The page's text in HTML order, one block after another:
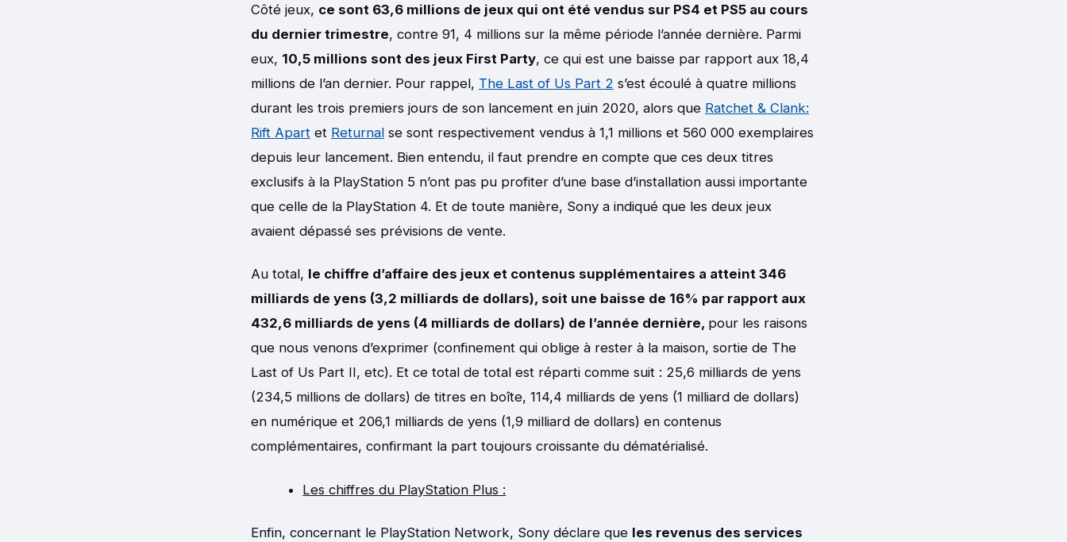
Côté jeux, ce sont 63,6 millions de jeux qui ont été vendus sur PS4 et PS5 au cours
du dernier trimestre, contre 91, 4 millions sur la même période l’année dernière. Parmi
eux, 10,5 millions sont des jeux First Party, ce qui est une baisse par rapport aux 18,4
millions de l’an dernier. Pour rappel, The Last of Us Part 2 s’est écoulé à quatre millions
durant les trois premiers jours de son lancement en juin 2020, alors que Ratchet & Clank:
Rift Apart et Returnal se sont respectivement vendus à 1,1 millions et 560 000 exemplaires
depuis leur lancement. Bien entendu, il faut prendre en compte que ces deux titres
exclusifs à la PlayStation 5 n’ont pas pu profiter d’une base d’installation aussi importante
que celle de la PlayStation 4. Et de toute manière, Sony a indiqué que les deux jeux
avaient dépassé ses prévisions de vente.
Au total, le chiffre d’affaire des jeux et contenus supplémentaires a atteint 346
milliards de yens (3,2 milliards de dollars), soit une baisse de 16% par rapport aux
432,6 milliards de yens (4 milliards de dollars) de l’année dernière, pour les raisons
que nous venons d’exprimer (confinement qui oblige à rester à la maison, sortie de The
Last of Us Part II, etc). Et ce total de total est réparti comme suit : 25,6 milliards de yens
(234,5 millions de dollars) de titres en boîte, 114,4 milliards de yens (1 milliard de dollars)
en numérique et 206,1 milliards de yens (1,9 milliard de dollars) en contenus
complémentaires, confirmant la part toujours croissante du dématérialisé.
Les chiffres du PlayStation Plus :
Enfin, concernant le PlayStation Network, Sony déclare que les revenus des services